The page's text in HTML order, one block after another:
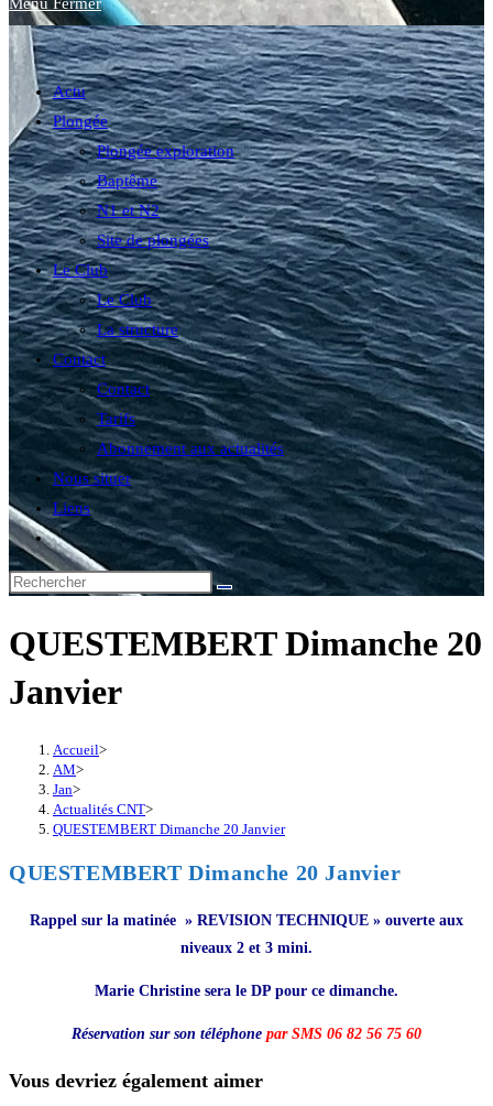
search
Actu
Plongée
Plongée exploration
Baptême
N1 et N2
Site de plongées
Le Club
Le Club
La structure
Contact
Contact
Tarifs
Abonnement aux actualités
Nous situer
Liens
Toggle
website
search
QUESTEMBERT Dimanche 20
Janvier
Accueil>
AM>
Jan>
Actualités CNT>
QUESTEMBERT Dimanche 20 Janvier
QUESTEMBERT Dimanche 20 Janvier
Rappel sur la matinée » REVISION TECHNIQUE » ouverte aux
niveaux 2 et 3 mini.
Marie Christine sera le DP pour ce dimanche.
Réservation sur son téléphone par SMS 06 82 56 75 60
Vous devriez également aimer